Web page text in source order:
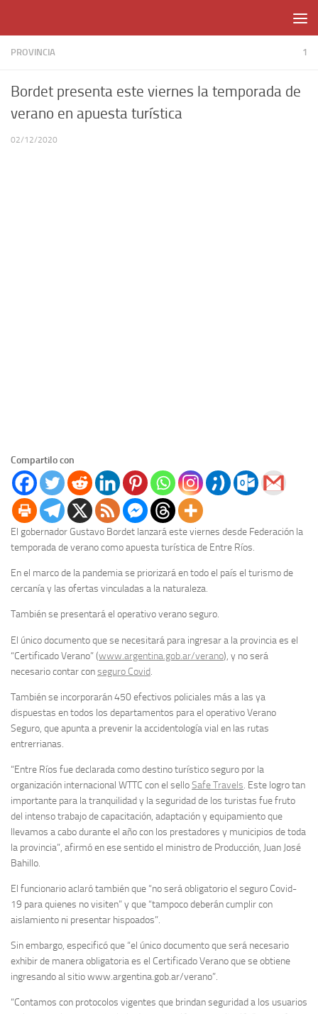
PROVINCIA 1
Bordet presenta este viernes la temporada de
verano en apuesta turística
02/12/2020
Compartilo con
El gobernador Gustavo Bordet lanzará este viernes desde Federación la
temporada de verano como apuesta turística de Entre Ríos.
En el marco de la pandemia se priorizará en todo el país el turismo de
cercanía y las ofertas vinculadas a la naturaleza.
También se presentará el operativo verano seguro.
El único documento que se necesitará para ingresar a la provincia es el
“Certificado Verano” (www.argentina.gob.ar/verano), y no será
necesario contar conseguro Covid.
También se incorporarán 450 efectivos policiales más a las ya
dispuestas en todos los departamentos para el operativo Verano
Seguro, que apunta a prevenir la accidentología vial en las rutas
entrerrianas.
“Entre Ríos fue declarada como destino turístico seguro por la
organización internacional WTTC con el selloSafe Travels. Este logro tan
importante para la tranquilidad y la seguridad de los turistas fue fruto
del intenso trabajo de capacitación, adaptación y equipamiento que
llevamos a cabo durante el año con los prestadores y municipios de toda
la provincia”, afirmó en ese sentido el ministro de Producción, Juan José
Bahillo.
El funcionario aclaró también que “no será obligatorio el seguro Covid-
19 para quienes no visiten” y que “tampoco deberán cumplir con
aislamiento ni presentar hispoados”.
Sin embargo, especificó que “el único documento que será necesario
exhibir de manera obligatoria es el Certificado Verano que se obtiene
ingresando al sitio www.argentina.gob.ar/verano”.
“Contamos con protocolos vigentes que brindan seguridad a los usuarios